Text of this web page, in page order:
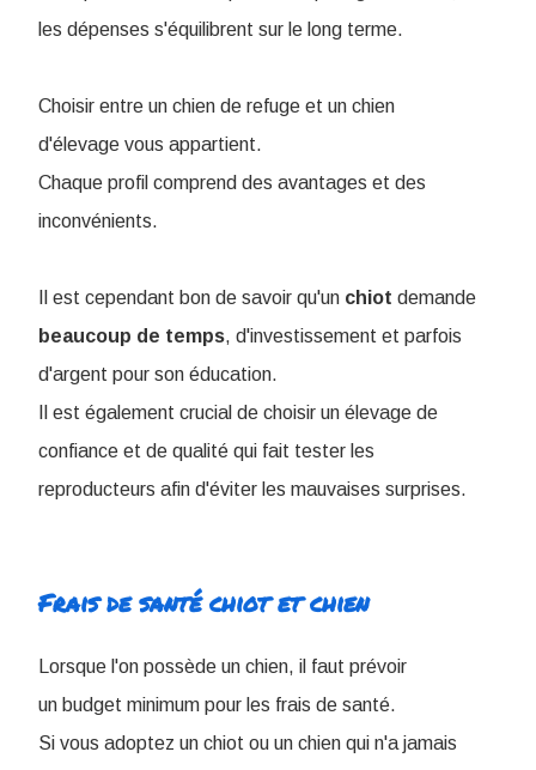
les dépenses s'équilibrent sur le long terme.
Choisir entre un chien de refuge et un chien
d'élevage vous appartient.
Chaque profil comprend des avantages et des
inconvénients.
Il est cependant bon de savoir qu'un chiot demande
beaucoup de temps, d'investissement et parfois
d'argent pour son éducation.
Il est également crucial de choisir un élevage de
confiance et de qualité qui fait tester les
reproducteurs afin d'éviter les mauvaises surprises.
Frais de santé chiot et chien
Lorsque l'on possède un chien, il faut prévoir
un budget minimum pour les frais de santé.
Si vous adoptez un chiot ou un chien qui n'a jamais